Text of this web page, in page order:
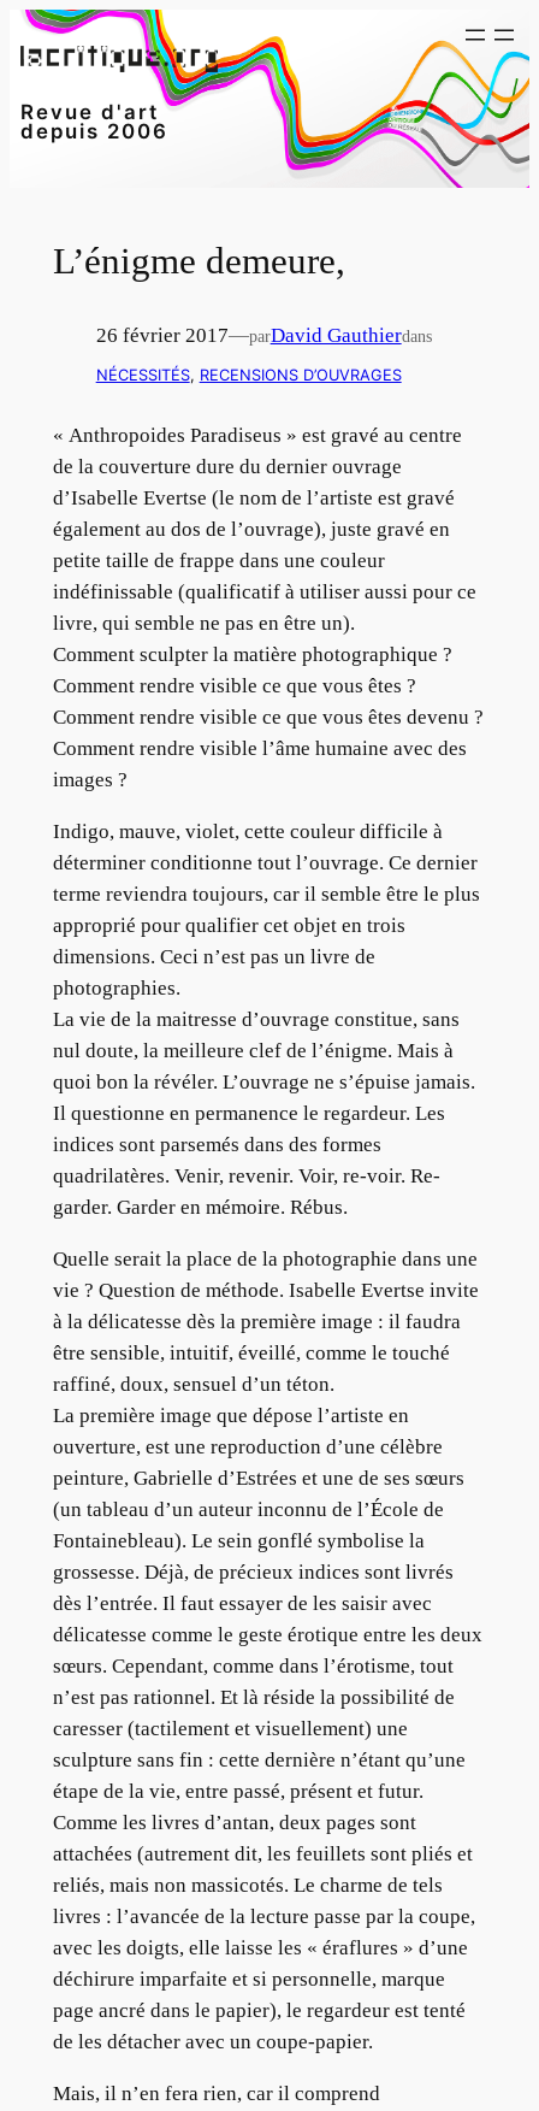
Aller
au
Revue d'art
depuis 2006
L’énigme demeure,
26 février 2017—parDavid Gauthierdans
NÉCESSITÉS, RECENSIONS D’OUVRAGES
« Anthropoides Paradiseus » est gravé au centre
de la couverture dure du dernier ouvrage
d’Isabelle Evertse (le nom de l’artiste est gravé
également au dos de l’ouvrage), juste gravé en
petite taille de frappe dans une couleur
indéfinissable (qualificatif à utiliser aussi pour ce
livre, qui semble ne pas en être un).
Comment sculpter la matière photographique ?
Comment rendre visible ce que vous êtes ?
Comment rendre visible ce que vous êtes devenu ?
Comment rendre visible l’âme humaine avec des
images ?
Indigo, mauve, violet, cette couleur difficile à
déterminer conditionne tout l’ouvrage. Ce dernier
terme reviendra toujours, car il semble être le plus
approprié pour qualifier cet objet en trois
dimensions. Ceci n’est pas un livre de
photographies.
La vie de la maitresse d’ouvrage constitue, sans
nul doute, la meilleure clef de l’énigme. Mais à
quoi bon la révéler. L’ouvrage ne s’épuise jamais.
Il questionne en permanence le regardeur. Les
indices sont parsemés dans des formes
quadrilatères. Venir, revenir. Voir, re-voir. Re-
garder. Garder en mémoire. Rébus.
Quelle serait la place de la photographie dans une
vie ? Question de méthode. Isabelle Evertse invite
à la délicatesse dès la première image : il faudra
être sensible, intuitif, éveillé, comme le touché
raffiné, doux, sensuel d’un téton.
La première image que dépose l’artiste en
ouverture, est une reproduction d’une célèbre
peinture, Gabrielle d’Estrées et une de ses sœurs
(un tableau d’un auteur inconnu de l’École de
Fontainebleau). Le sein gonflé symbolise la
grossesse. Déjà, de précieux indices sont livrés
dès l’entrée. Il faut essayer de les saisir avec
délicatesse comme le geste érotique entre les deux
sœurs. Cependant, comme dans l’érotisme, tout
n’est pas rationnel. Et là réside la possibilité de
caresser (tactilement et visuellement) une
sculpture sans fin : cette dernière n’étant qu’une
étape de la vie, entre passé, présent et futur.
Comme les livres d’antan, deux pages sont
attachées (autrement dit, les feuillets sont pliés et
reliés, mais non massicotés. Le charme de tels
livres : l’avancée de la lecture passe par la coupe,
avec les doigts, elle laisse les « éraflures » d’une
déchirure imparfaite et si personnelle, marque
page ancré dans le papier), le regardeur est tenté
de les détacher avec un coupe-papier.
Mais, il n’en fera rien, car il comprend